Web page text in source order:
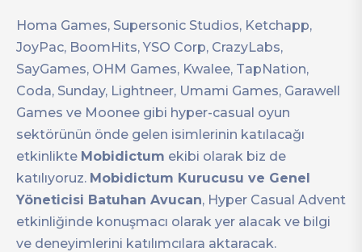
Homa Games, Supersonic Studios, Ketchapp,
JoyPac, BoomHits, YSO Corp, CrazyLabs,
SayGames, OHM Games, Kwalee, TapNation,
Coda, Sunday, Lightneer, Umami Games, Garawell
Games ve Moonee gibi hyper-casual oyun
sektörünün önde gelen isimlerinin katılacağı
etkinlikte Mobidictum ekibi olarak biz de
katılıyoruz. Mobidictum Kurucusu ve Genel
Yöneticisi Batuhan Avucan, Hyper Casual Advent
etkinliğinde konuşmacı olarak yer alacak ve bilgi
ve deneyimlerini katılımcılara aktaracak.